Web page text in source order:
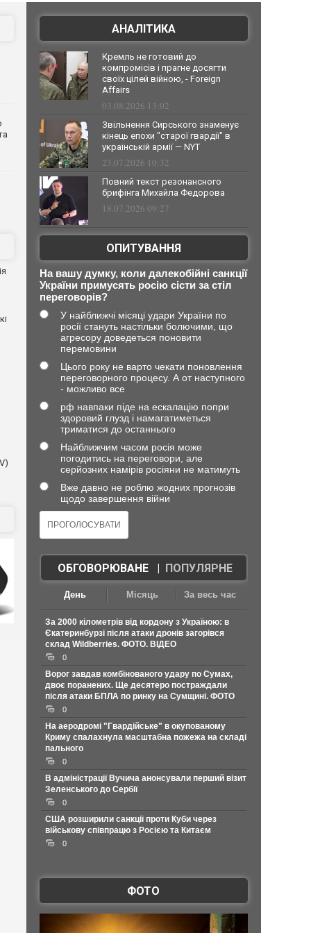
АНАЛІТИКА
Кремль не готовий до
компромісів і прагне досягти
своїх цілей війною, - Foreign
Affairs
03.08.2026 13:02
Звільнення Сирського знаменує
кінець епохи "старої гвардії" в
українській армії — NYT
23.07.2026 10:32
Повний текст резонансного
брифінга Михайла Федорова
18.07.2026 09:27
ОПИТУВАННЯ
На вашу думку, коли далекобійні санкції
України примусять росію сісти за стіл
переговорів?
У найближчі місяці удари України по
росії стануть настільки болючими, що
агресору доведеться поновити
перемовини
Цього року не варто чекати поновлення
переговорного процесу. А от наступного
- можливо все
рф навпаки піде на ескалацію попри
здоровий глузд і намагатиметься
триматися до останнього
Найближчим часом росія може
погодитись на переговори, але
серйозних намірів росіяни не матимуть
Вже давно не роблю жодних прогнозів
щодо завершення війни
ОБГОВОРЮВАНЕ| ПОПУЛЯРНЕ
День Місяць За весь час
За 2000 кілометрів від кордону з Україною: в
Єкатеринбурзі після атаки дронів загорівся
склад Wildberries. ФОТО. ВІДЕО
0
Ворог завдав комбінованого удару по Сумах,
двоє поранених. Ще десятеро постраждали
після атаки БПЛА по ринку на Сумщині. ФОТО
0
На аеродромі "Гвардійське" в окупованому
Криму спалахнула масштабна пожежа на складі
пального
0
В адміністрації Вучича анонсували перший візит
Зеленського до Сербії
0
США розширили санкції проти Куби через
військову співпрацю з Росією та Китаєм
0
ФОТО